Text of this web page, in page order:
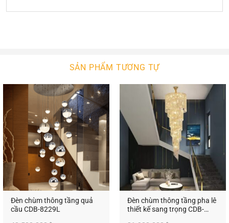
Đèn chùm thông tầng là sự lựa chọn tuyệt vời cho
xinh đẹp, sang trọng. Với công nghệ chiếu sáng
lung linh.
2.Đèn Chùm Thông Tầng An An Decor
Dòng đèn chùm thông tầng được các nghệ nhân
chế tác công phu và tỉ mỉ. Sử dụng các chất liệu
cao cấp, cùng công nghệ sơn mạ tiên tiến. Cho ra
màu sắc khung đèn phù hợp với các không gian cổ
điển. Sự phối trí tài tình cùng hoa văn tinh xảo tạo
ra các thiết kế cực kỳ ấn tượng
Đèn chùm thông tầng được thiết kế theo phong
SẢN PHẨM TƯƠNG TỰ
Đèn chùm thông tầng quả
cầu CDB-8229L
Đèn chùm thông tầng pha lê
thiết kế sang trọng CDB-